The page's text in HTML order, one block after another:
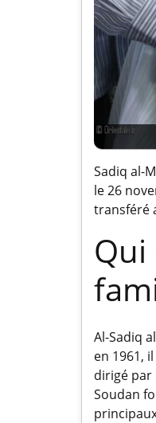
Sadiq al-
le 26
transféré
Qui
Al-Sadiq
en 1961,
dirigé par
Soudan